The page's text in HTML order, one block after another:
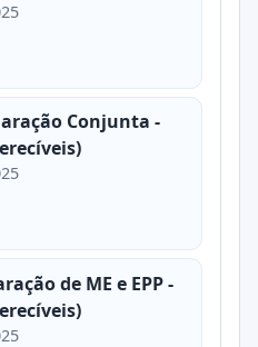
Conjunta -
de ME e EPP -